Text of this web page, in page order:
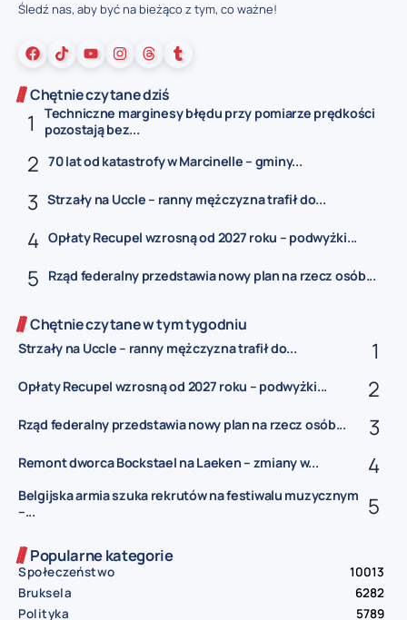
Śledź nas, aby być na bieżąco z tym, co ważne!
Chętnie czytane dziś
Techniczne marginesy błędu przy pomiarze prędkości
pozostają bez...
70 lat od katastrofy w Marcinelle – gminy...
Strzały na Uccle – ranny mężczyzna trafił do...
Opłaty Recupel wzrosną od 2027 roku – podwyżki...
Rząd federalny przedstawia nowy plan na rzecz osób...
Chętnie czytane w tym tygodniu
Strzały na Uccle – ranny mężczyzna trafił do...
Opłaty Recupel wzrosną od 2027 roku – podwyżki...
Rząd federalny przedstawia nowy plan na rzecz osób...
Remont dworca Bockstael na Laeken – zmiany w...
Belgijska armia szuka rekrutów na festiwalu muzycznym
–...
Popularne kategorie
Społeczeństwo
10013
Bruksela
6282
Polityka
5789